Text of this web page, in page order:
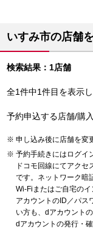
いすみ市の店舗
検索結果：1店舗
全1件中1件目を表示
予約申込する店舗/購
申し込み後に店舗を変
予約手続きにはログイ
ドコモ回線にてアク
です。ネットワーク暗
Wi-Fiまたはご自宅の
アカウントのID／パス
い方も、dアカウント
dアカウントの発行・確